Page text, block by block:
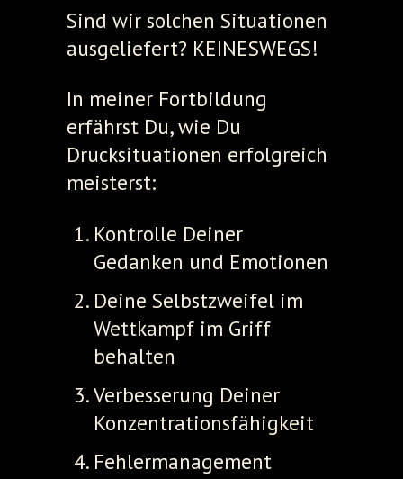
Sind wir solchen Situationen
ausgeliefert? KEINESWEGS!
In meiner Fortbildung
erfährst Du, wie Du
Drucksituationen erfolgreich
meisterst:
Kontrolle Deiner
Gedanken und Emotionen
Deine Selbstzweifel im
Wettkampf im Griff
behalten
Verbesserung Deiner
Konzentrationsfähigkeit
Fehlermanagement